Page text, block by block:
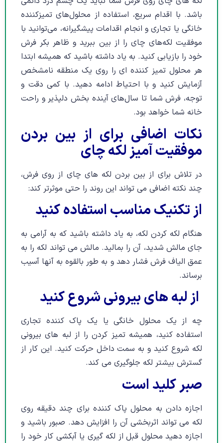
باشد. با اقدام سریع، استفاده از محلول‌های تمیزکننده
خانگی یا تجاری و انجام اقدامات پیشگیرانه، می‌توانید با
موفقیت لکه‌های چای را از بین ببرید و ظاهر بکر فرش
خود را بازیابی کنید. به یاد داشته باشید که همیشه ابتدا
هر محلول تمیز کننده ای را روی یک منطقه نامشخص
آزمایش کنید و با احتیاط ادامه دهید. با کمی دقت و
توجه، فرش شما تا سال‌های آینده بخش دلپذیر و راحت
خانه شما خواهد بود.
نکات اضافی برای از بین بردن
موفقیت آمیز لکه چای
در تلاش برای از بین بردن لکه های چای از روی فرش،
چند نکته اضافی می تواند این روند را حتی موثرتر کند:
از تکنیک مناسب استفاده کنید
هنگام لکه کردن لکه، به یاد داشته باشید که به آرامی به
جای مالش شدید، آن را بمالید. مالش می تواند لکه را به
عمق الیاف فرش فشار دهد و به طور بالقوه به آنها آسیب
برساند.
از لبه های بیرونی شروع کنید
چه از یک محلول خانگی یا یک پاک کننده تجاری
استفاده کنید، همیشه تمیز کردن را از لبه های بیرونی
لکه شروع کنید و به سمت داخل حرکت کنید. این کار از
گسترش بیشتر لکه جلوگیری می کند.
صبر کلید است
اجازه دادن به محلول پاک کننده برای چند دقیقه روی
لکه می تواند اثربخشی آن را افزایش دهد. صبور باشید و
اجازه دهید محلول قبل از لکه گیری یا آبکشی کار خود را